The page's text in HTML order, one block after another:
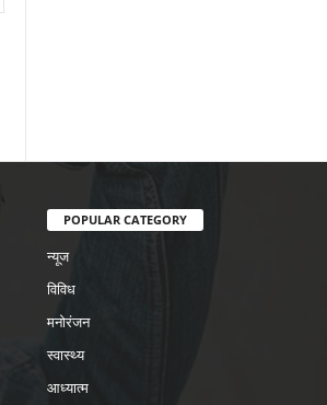
POPULAR CATEGORY
न्यूज
विविध
मनोरंजन
स्वास्थ्य
आध्यात्म